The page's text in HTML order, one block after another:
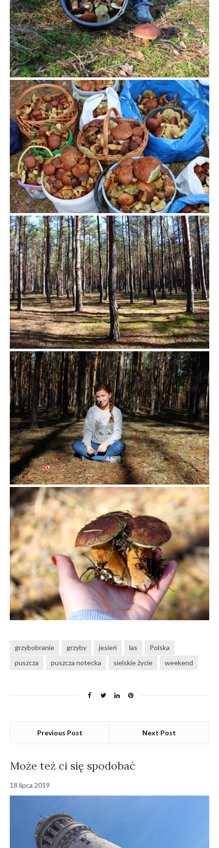
grzybobranie grzyby jesień las
Polska
puszcza
puszcza notecka sielskie życie weekend
Previous Post Next Post
Może też ci się spodobać
18 lipca 2019